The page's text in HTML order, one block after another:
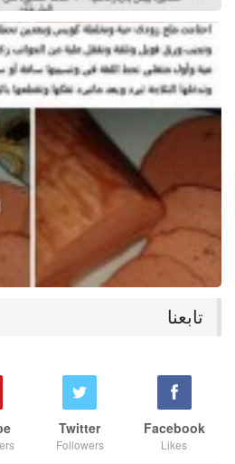
تابعنا
Facebook
Likes
Twitter
Followers